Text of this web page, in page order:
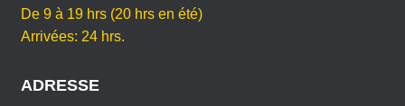
G
E
De 9 à 19 hrs (20 hrs en été)
Arrivées: 24 hrs.
ADRESSE